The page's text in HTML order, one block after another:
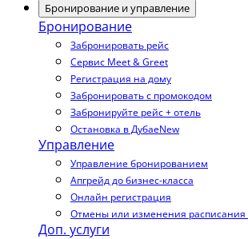
Бронирование и управление
Бронирование
Забронировать рейс
Сервис Meet & Greet
Регистрация на дому
Забронировать с промокодом
Забронируйте рейс + отель
Остановка в ДубаеNew
Управление
Управление бронированием
Апгрейд до бизнес-класса
Онлайн регистрация
Отмены или изменения расписания
Доп. услуги